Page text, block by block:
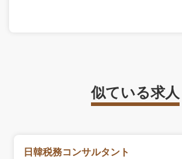
似ている求人
日韓税務コンサルタント